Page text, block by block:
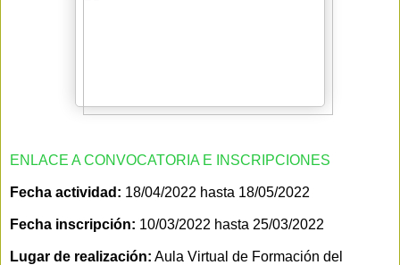
ENLACE A CONVOCATORIA E INSCRIPCIONES
Fecha actividad: 18/04/2022 hasta 18/05/2022
Fecha inscripción: 10/03/2022 hasta 25/03/2022
Lugar de realización: Aula Virtual de Formación del